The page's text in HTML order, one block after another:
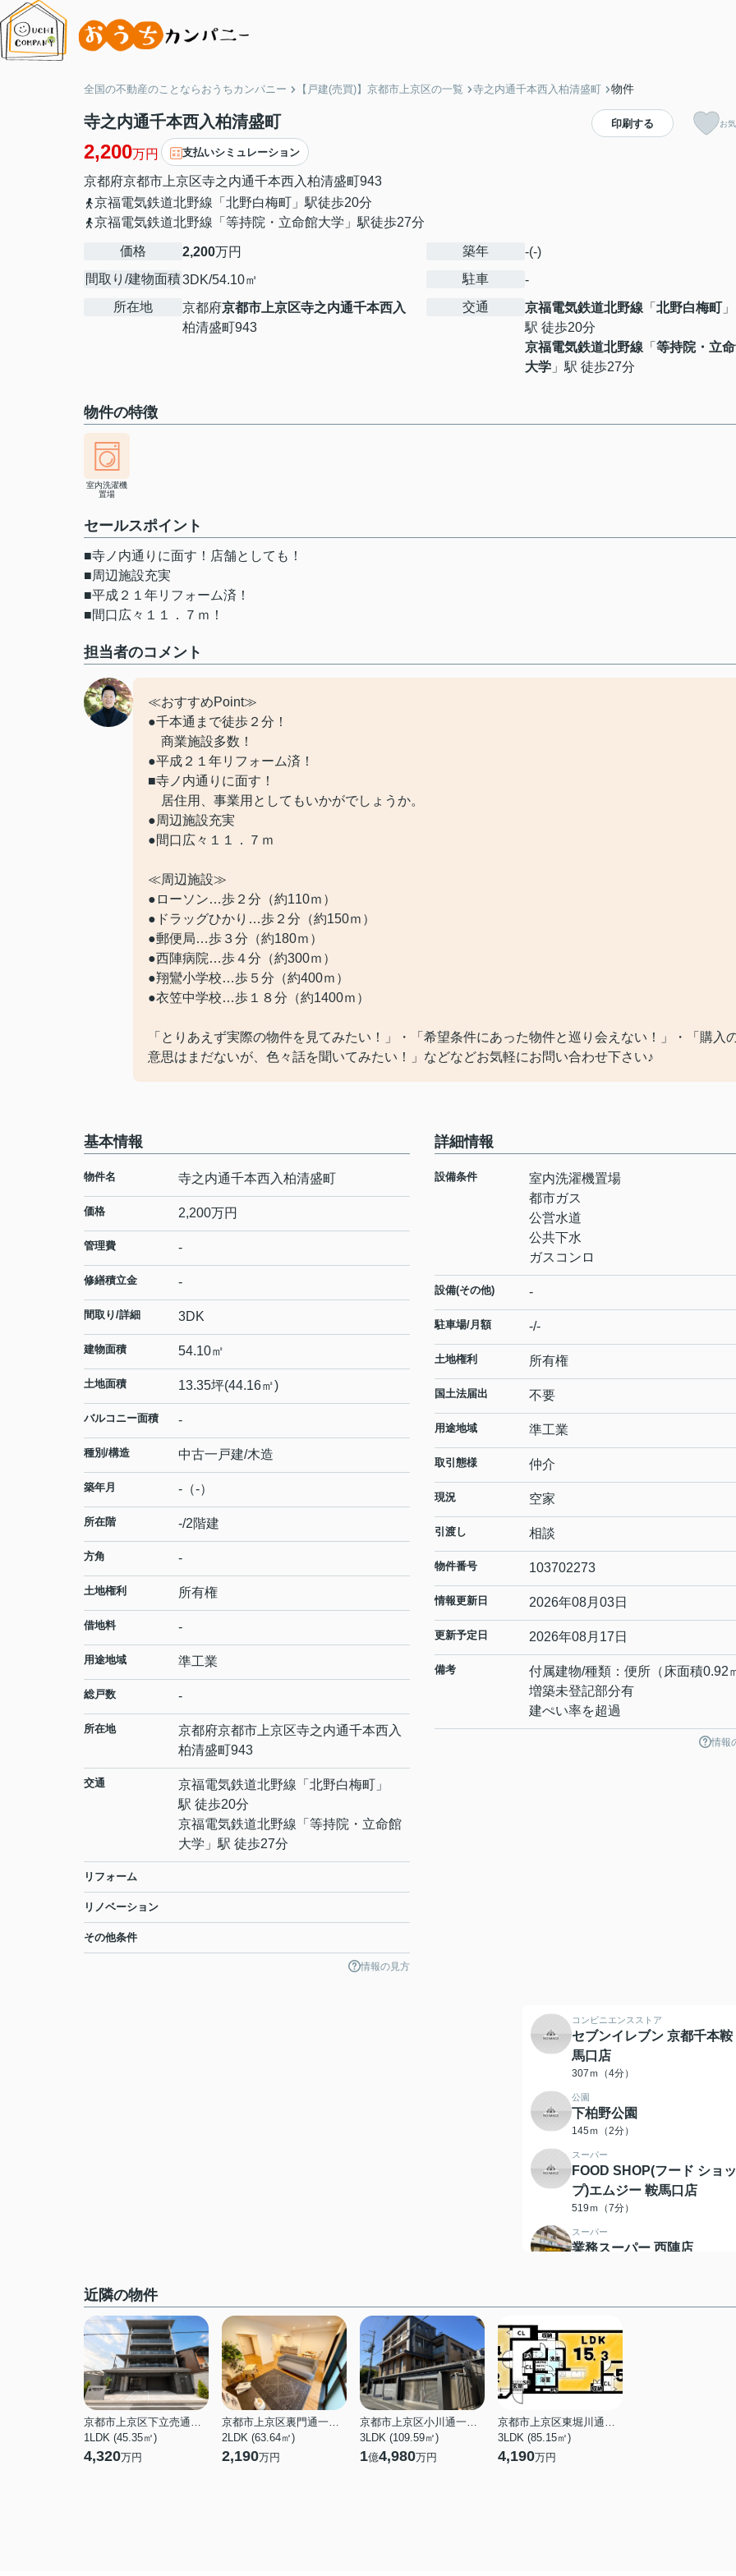
全国の不動産のことならおうちカンパニー 【戸建(売買)】京都市上京区の一覧 寺之内通千本西入柏清盛町 物件
寺之内通千本西入柏清盛町
2,200万円 支払いシミュレーション
京都府京都市上京区寺之内通千本西入柏清盛町943
京福電気鉄道北野線「北野白梅町」駅徒歩20分
京福電気鉄道北野線「等持院・立命館大学」駅徒歩27分
印刷する お
価格 2,200万円
間取り/建物面積3DK/54.10㎡
所在地
京都府京都市上京区寺之内通千本西入
柏清盛町943
築年
-(-)
駐車
-
交通
京福電気鉄道北野線 「 北野白梅町 」
駅 徒歩20分
京福電気鉄道北野線 「 等持院・立
大学 」駅 徒歩27分
物件の特徴
室内洗濯機
置場
セールスポイント
■寺ノ内通りに面す！店舗としても！
■周辺施設充実
■平成２１年リフォーム済！
■間口広々１１．７ｍ！
担当者のコメント
≪おすすめPoint≫
●千本通まで徒歩２分！
商業施設多数！
●平成２１年リフォーム済！
■寺ノ内通りに面す！
居住用、事業用としてもいかがでしょうか。
●周辺施設充実
●間口広々１１．７ｍ
≪周辺施設≫
●ローソン…歩２分（約110ｍ）
●ドラッグひかり…歩２分（約150ｍ）
●郵便局…歩３分（約180ｍ）
●西陣病院…歩４分（約300ｍ）
●翔鸞小学校…歩５分（約400ｍ）
●衣笠中学校…歩１８分（約1400ｍ）
「とりあえず実際の物件を見てみたい！」・「希望条件にあった物件と巡り会えない！」・「購入
意思はまだないが、色々話を聞いてみたい！」などなどお気軽にお問い合わせ下さい♪
基本情報
物件名 寺之内通千本西入柏清盛町
価格 2,200万円
管理費 -
修繕積立金 -
間取り/詳細 3DK
建物面積 54.10㎡
土地面積 13.35坪(44.16㎡)
バルコニー面積 -
種別/構造 中古一戸建/木造
築年月 -（-）
所在階 -/2階建
方角 -
土地権利 所有権
借地料 -
用途地域 準工業
総戸数 -
所在地 京都府京都市上京区寺之内通千本西入
柏清盛町943
交通 京福電気鉄道北野線 「 北野白梅町 」
駅 徒歩20分
京福電気鉄道北野線 「 等持院・立命館
大学 」駅 徒歩27分
リフォーム
リノベーション
その他条件
情報の見方
詳細情報
設備条件
室内洗濯機置場
都市ガス
公営水道
公共下水
ガスコンロ
設備(その他) -
駐車場/月額 -/-
土地権利 所有権
国土法届出 不要
用途地域 準工業
取引態様 仲介
現況 空家
引渡し 相談
物件番号 103702273
情報更新日 2026年08月03日
更新予定日 2026年08月17日
備考
付属建物/種類：便所（床面積0.92
増築未登記部分有
建ぺい率を超過
情報
コンビニエンスストア
セブンイレブン 京都千本鞍
馬口店
307ｍ（4分）
公園
下柏野公園
145ｍ（2分）
スーパー
FOOD SHOP(フード ショッ
プ)エムジー 鞍馬口店
519ｍ（7分）
スーパー
業務スーパー 西陣店
近隣の物件
京都市上京区下立売通七本松東入長門町
1LDK (45.35㎡)
4,320万円
京都市上京区裏門通一条下る今新在家町
2LDK (63.64㎡)
2,190万円
京都市上京区小川通一条下る小川町
3LDK (109.59㎡)
1億4,980万円
京都市上京区東堀川通一条上る竪富田町
3LDK (85.15㎡)
4,190万円